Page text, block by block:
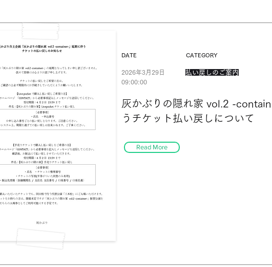
DATE
2026年3月29日
09:00:00
CATEGORY
払い戻しのご案内
灰かぶりの隠れ家 vol.2 -
うチケット払い戻しについて
Read More